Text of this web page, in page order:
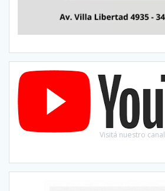
Visitá nuestro canal